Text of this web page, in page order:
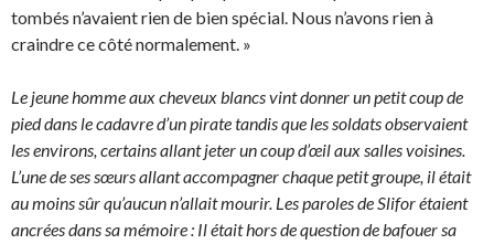
tombés n’avaient rien de bien spécial. Nous n’avons rien à
craindre ce côté normalement. »
Le jeune homme aux cheveux blancs vint donner un petit coup de
pied dans le cadavre d’un pirate tandis que les soldats observaient
les environs, certains allant jeter un coup d’œil aux salles voisines.
L’une de ses sœurs allant accompagner chaque petit groupe, il était
au moins sûr qu’aucun n’allait mourir. Les paroles de Slifor étaient
ancrées dans sa mémoire : Il était hors de question de bafouer sa